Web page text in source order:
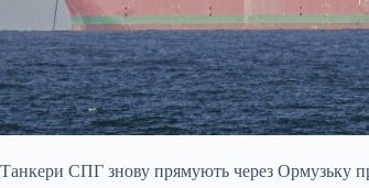
Танкери СПГ знову прямують через Ормузьку